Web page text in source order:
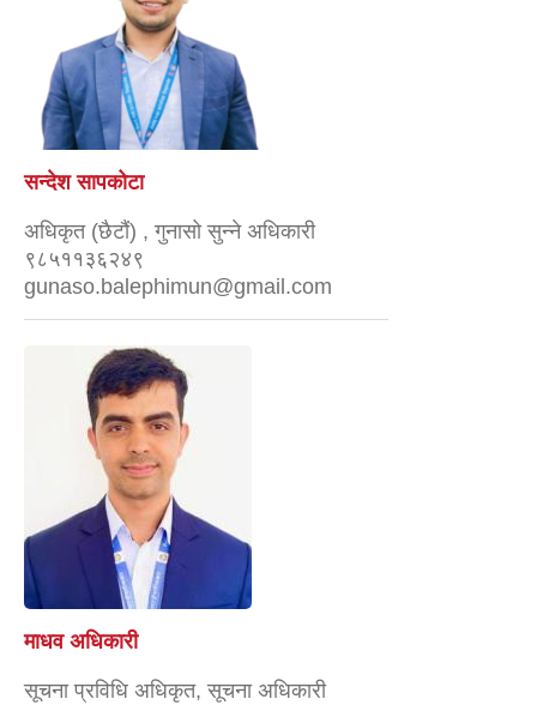
सन्देश सापकोटा
अधिकृत (छैटौं) , गुनासो सुन्ने अधिकारी
९८५११३६२४९
gunaso.balephimun@gmail.com
माधव अधिकारी
सूचना प्रविधि अधिकृत, सूचना अधिकारी